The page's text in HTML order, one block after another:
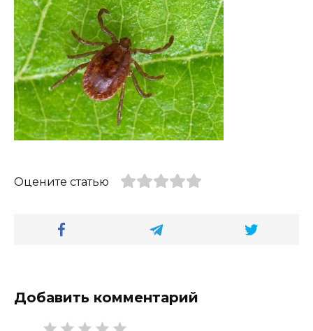
Оцените статью
Добавить комментарий